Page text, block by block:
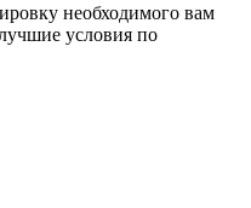
необходимого вам
условия по